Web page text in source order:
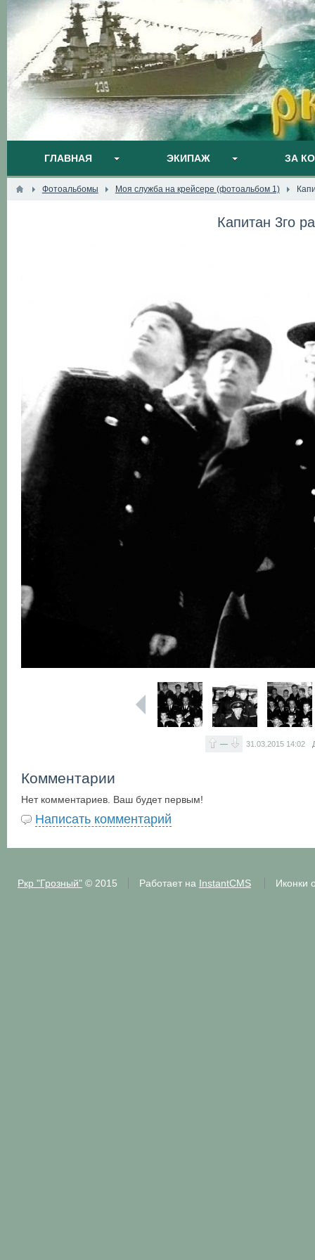
ГЛАВНАЯ ЭКИПАЖ ЗА
Фотоальбомы Моя служба на крейсере (фотоальбом 1)
Капитан 3го
— 31.03.2015 14:02
Комментарии
Нет комментариев. Ваш будет первым!
Написать комментарий
Ркр "Грозный"© 2015 Работает на InstantCMS Иконки